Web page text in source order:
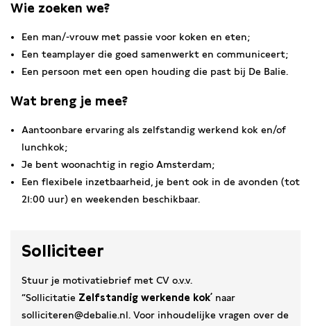
Wie zoeken we?
Een man/-vrouw met passie voor koken en eten;
Een teamplayer die goed samenwerkt en communiceert;
Een persoon met een open houding die past bij De Balie.
Wat breng je mee?
Aantoonbare ervaring als zelfstandig werkend kok en/of
lunchkok;
Je bent woonachtig in regio Amsterdam;
Een flexibele inzetbaarheid, je bent ook in de avonden (tot
21:00 uur) en weekenden beschikbaar.
Solliciteer
Stuur je motivatiebrief met CV o.v.v.
“Sollicitatie Zelfstandig werkende kok´ naar
solliciteren@debalie.nl. Voor inhoudelijke vragen over de